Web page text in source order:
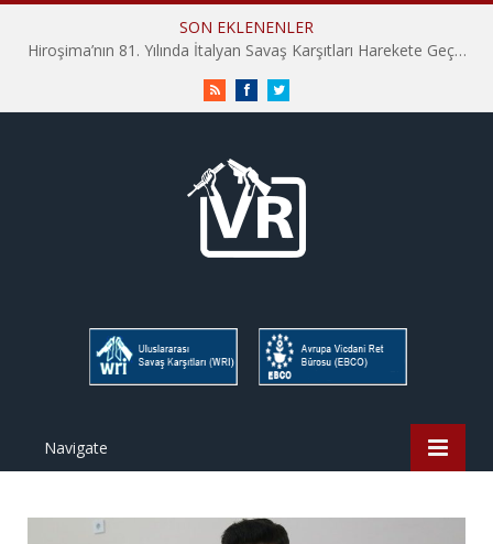
SON EKLENENLER
Hiroşima’nın 81. Yılında İtalyan Savaş Karşıtları Harekete Geçti: “Hatırlamak yeterli değil”
RSS FacebookTwitter
Navigate